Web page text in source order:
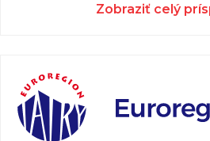
Zobraziť celý